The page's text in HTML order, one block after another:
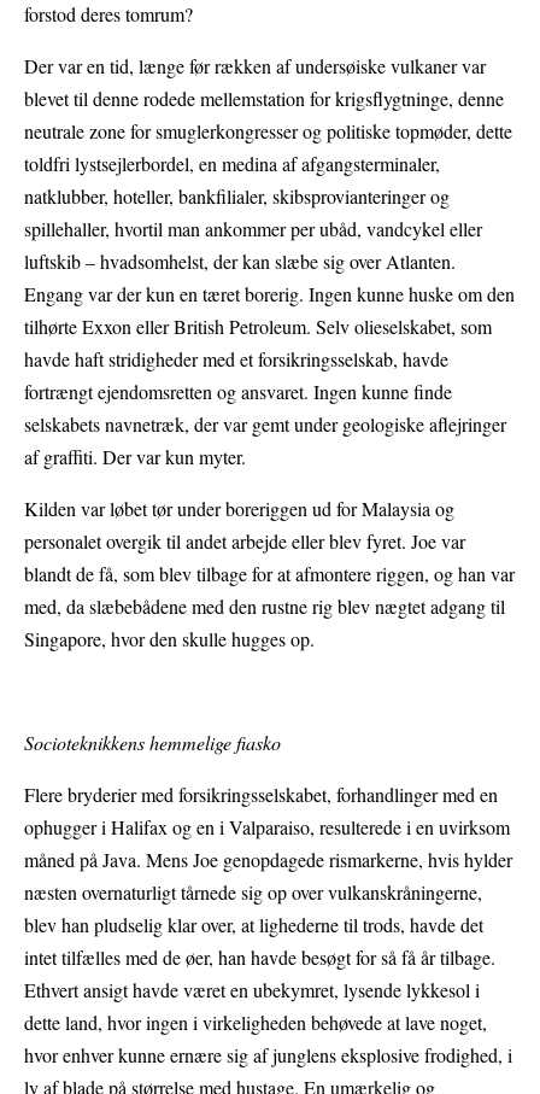
forstod deres tomrum?
Der var en tid, længe før rækken af undersøiske vulkaner var
blevet til denne rodede mellemstation for krigsflygtninge, denne
neutrale zone for smuglerkongresser og politiske topmøder, dette
toldfri lystsejlerbordel, en medina af afgangsterminaler,
natklubber, hoteller, bankfilialer, skibsprovianteringer og
spillehaller, hvortil man ankommer per ubåd, vandcykel eller
luftskib – hvadsomhelst, der kan slæbe sig over Atlanten.
Engang var der kun en tæret borerig. Ingen kunne huske om den
tilhørte Exxon eller British Petroleum. Selv olieselskabet, som
havde haft stridigheder med et forsikringsselskab, havde
fortrængt ejendomsretten og ansvaret. Ingen kunne finde
selskabets navnetræk, der var gemt under geologiske aflejringer
af graffiti. Der var kun myter.
Kilden var løbet tør under boreriggen ud for Malaysia og
personalet overgik til andet arbejde eller blev fyret. Joe var
blandt de få, som blev tilbage for at afmontere riggen, og han var
med, da slæbebådene med den rustne rig blev nægtet adgang til
Singapore, hvor den skulle hugges op.
Socioteknikkens hemmelige fiasko
Flere bryderier med forsikringsselskabet, forhandlinger med en
ophugger i Halifax og en i Valparaiso, resulterede i en uvirksom
måned på Java. Mens Joe genopdagede rismarkerne, hvis hylder
næsten overnaturligt tårnede sig op over vulkanskråningerne,
blev han pludselig klar over, at lighederne til trods, havde det
intet tilfælles med de øer, han havde besøgt for så få år tilbage.
Ethvert ansigt havde været en ubekymret, lysende lykkesol i
dette land, hvor ingen i virkeligheden behøvede at lave noget,
hvor enhver kunne ernære sig af junglens eksplosive frodighed, i
ly af blade på størrelse med hustage. En umærkelig og